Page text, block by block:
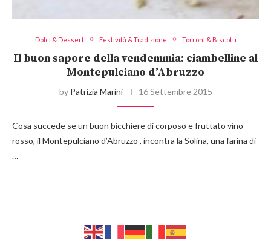
Dolci & Dessert Festività & Tradizione Torroni & Biscotti
Il buon sapore della vendemmia: ciambelline al
Montepulciano d’Abruzzo
by Patrizia Marini 16 Settembre 2015
Cosa succede se un buon bicchiere di corposo e fruttato vino
rosso, il Montepulciano d’Abruzzo , incontra la Solina, una farina di
…